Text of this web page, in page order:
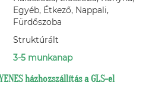
Egyéb, Étkező, Nappali,
Fürdőszoba
Struktúrált
3-5 munkanap
házhozszállítás a GLS-el